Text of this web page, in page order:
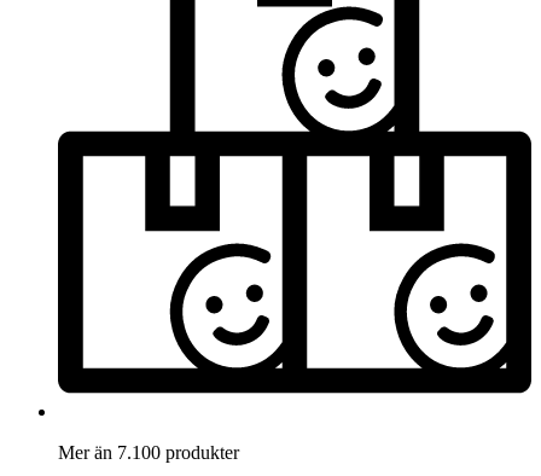
Mer än 7.100 produkter